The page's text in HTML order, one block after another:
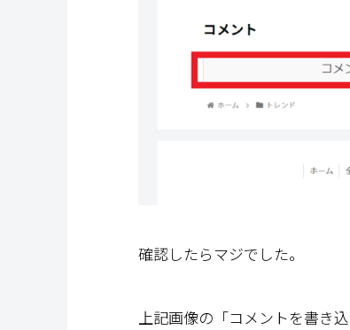
確認したらマジでした。
上記画像の「コメントを書き